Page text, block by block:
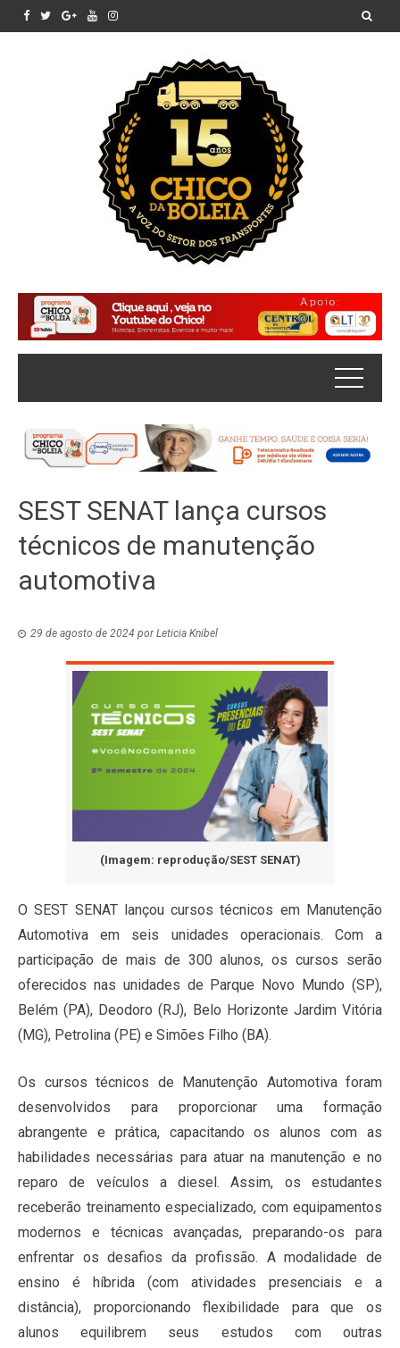
SEST SENAT lança cursos
técnicos de manutenção
automotiva
29 de agosto de 2024 porLeticia Knibel
(Imagem: reprodução/SEST SENAT)
O SEST SENAT lançou cursos técnicos em Manutenção
Automotiva em seis unidades operacionais. Com a
participação de mais de 300 alunos, os cursos serão
oferecidos nas unidades de Parque Novo Mundo (SP),
Belém (PA), Deodoro (RJ), Belo Horizonte Jardim Vitória
(MG), Petrolina (PE) e Simões Filho (BA).
Os cursos técnicos de Manutenção Automotiva foram
desenvolvidos para proporcionar uma formação
abrangente e prática, capacitando os alunos com as
habilidades necessárias para atuar na manutenção e no
reparo de veículos a diesel. Assim, os estudantes
receberão treinamento especializado, com equipamentos
modernos e técnicas avançadas, preparando-os para
enfrentar os desafios da profissão. A modalidade de
ensino é híbrida (com atividades presenciais e a
distância), proporcionando flexibilidade para que os
alunos equilibrem seus estudos com outras